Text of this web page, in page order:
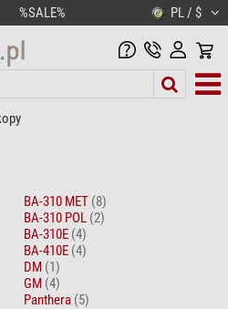
%SALE% PL / $
BA-310 MET (8)
BA-310 POL (2)
BA-310E (4)
BA-410E (4)
DM (1)
GM (4)
Panthera (5)